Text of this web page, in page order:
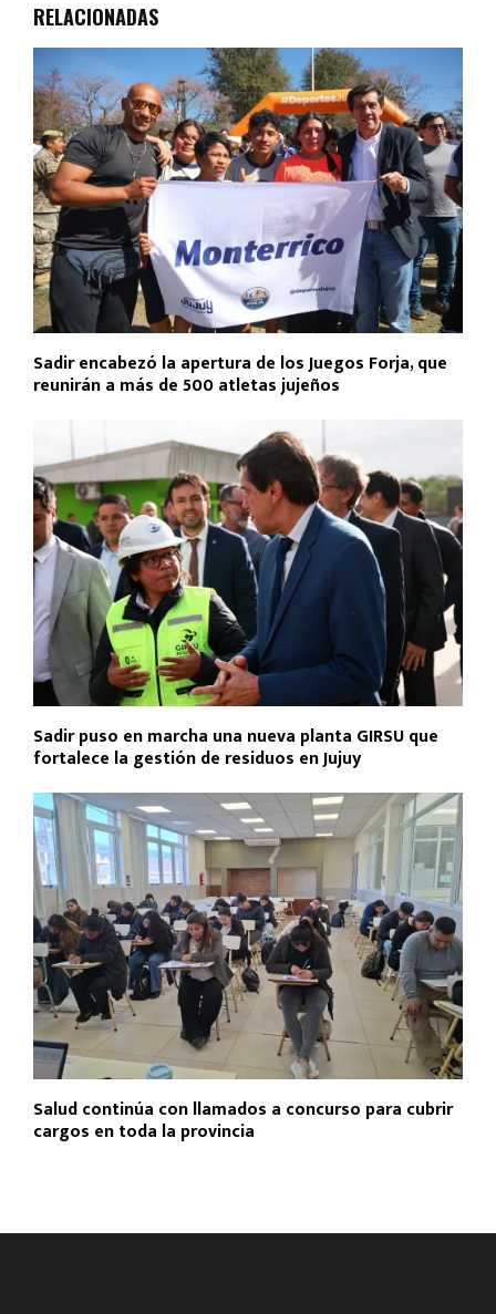
RELACIONADAS
Sadir encabezó la apertura de los Juegos Forja, que
reunirán a más de 500 atletas jujeños
Sadir puso en marcha una nueva planta GIRSU que
fortalece la gestión de residuos en Jujuy
Salud continúa con llamados a concurso para cubrir
cargos en toda la provincia